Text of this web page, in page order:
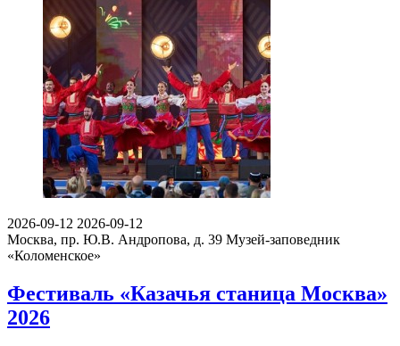
2026-09-12 2026-09-12
Москва, пр. Ю.В. Андропова, д. 39 Музей-заповедник
«Коломенское»
Фестиваль «Казачья станица Москва»
2026